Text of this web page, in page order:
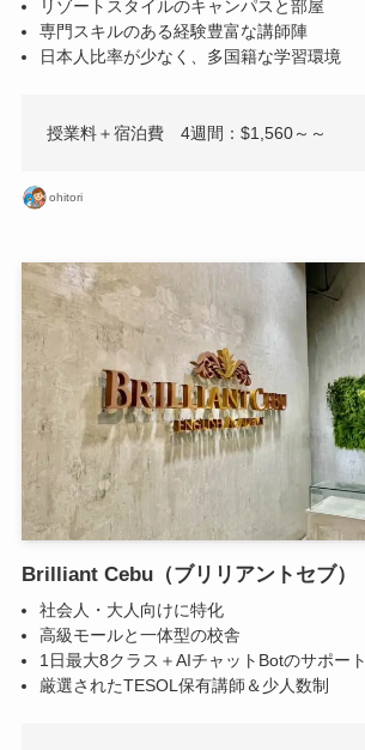
リゾートスタイルのキャンパスと部屋
専⾨スキルのある経験豊富な講師陣
日本人比率が少なく、多国籍な学習環境
授業料＋宿泊費 4週間：$1,560～～
ohitori
Brilliant Cebu（ブリリアントセブ）
社会人・大人向けに特化
高級モールと一体型の校舎
1日最大8クラス＋AIチャットBotのサポート
厳選されたTESOL保有講師＆少人数制